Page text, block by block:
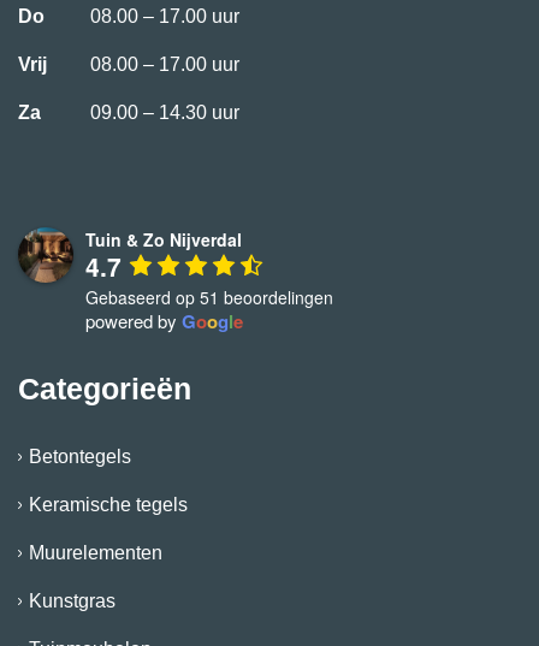
Do 08.00 – 17.00 uur
Vrij 08.00 – 17.00 uur
Za 09.00 – 14.30 uur
Tuin & Zo Nijverdal
4.7
Gebaseerd op 51 beoordelingen
powered by Google
Categorieën
Betontegels
Keramische tegels
Muurelementen
Kunstgras